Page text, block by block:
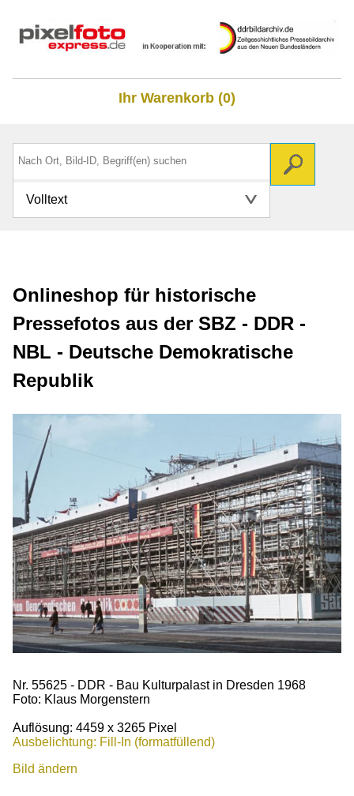
Ihr Warenkorb (0)
Volltext
Onlineshop für historische
Pressefotos aus der SBZ - DDR -
NBL - Deutsche Demokratische
Republik
Nr. 55625 - DDR - Bau Kulturpalast in Dresden 1968
Foto: Klaus Morgenstern
Auflösung: 4459 x 3265 Pixel
Ausbelichtung: Fill-In (formatfüllend)
Bild ändern